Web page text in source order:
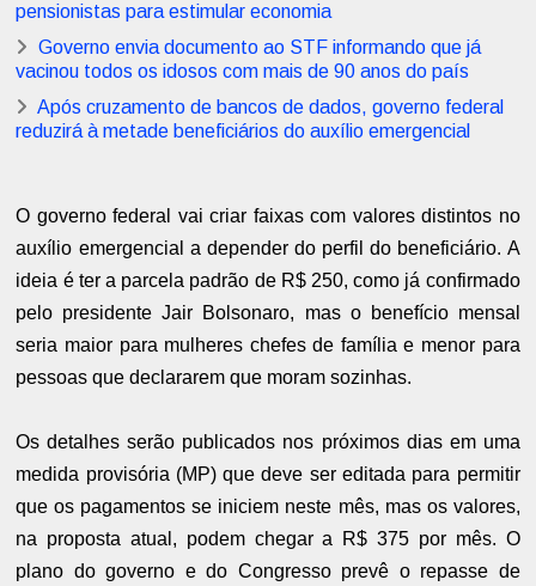
pensionistas para estimular economia
Governo envia documento ao STF informando que já
vacinou todos os idosos com mais de 90 anos do país
Após cruzamento de bancos de dados, governo federal
reduzirá à metade beneficiários do auxílio emergencial
O governo federal vai criar faixas com valores distintos no
auxílio emergencial a depender do perfil do beneficiário. A
ideia é ter a parcela padrão de R$ 250, como já confirmado
pelo presidente Jair Bolsonaro, mas o benefício mensal
seria maior para mulheres chefes de família e menor para
pessoas que declararem que moram sozinhas.
Os detalhes serão publicados nos próximos dias em uma
medida provisória (MP) que deve ser editada para permitir
que os pagamentos se iniciem neste mês, mas os valores,
na proposta atual, podem chegar a R$ 375 por mês. O
plano do governo e do Congresso prevê o repasse de